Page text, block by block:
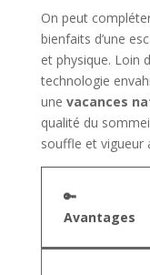
On peut
bienfaits d’une
et physique. Loin
technologie
une vacances
qualité du
souffle et vigueur
🔑
Avantages